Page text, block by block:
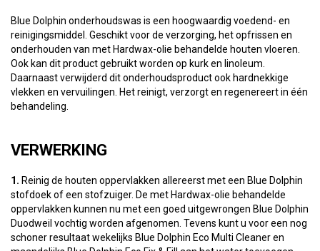
Blue Dolphin onderhoudswas is een hoogwaardig voedend- en
reinigingsmiddel. Geschikt voor de verzorging, het opfrissen en
onderhouden van met Hardwax-olie behandelde houten vloeren.
Ook kan dit product gebruikt worden op kurk en linoleum.
Daarnaast verwijderd dit onderhoudsproduct ook hardnekkige
vlekken en vervuilingen. Het reinigt, verzorgt en regenereert in één
behandeling.
VERWERKING
1. Reinig de houten oppervlakken allereerst met een Blue Dolphin
stofdoek of een stofzuiger. De met Hardwax-olie behandelde
oppervlakken kunnen nu met een goed uitgewrongen Blue Dolphin
Duodweil vochtig worden afgenomen. Tevens kunt u voor een nog
schoner resultaat wekelijks Blue Dolphin Eco Multi Cleaner en